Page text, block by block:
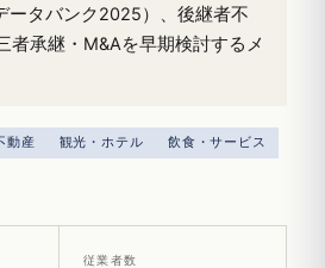
ータバンク2025）、後継者不
者承継・M&Aを早期検討するメ
動産 観光・ホテル 飲食・サービス
従業者数